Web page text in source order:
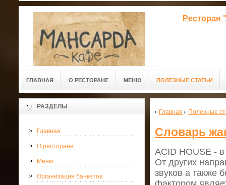
Ресторан
ГЛАВНАЯ О РЕСТОРАНЕ МЕНЮ ПОЛЕЗНЫЕ СТАТЬИ
РАЗДЕЛЫ
Главная
О ресторане
Меню
Организация банкетов
Главная Полезные
Словарь
ACID HOUSE -
От других
звуков а также